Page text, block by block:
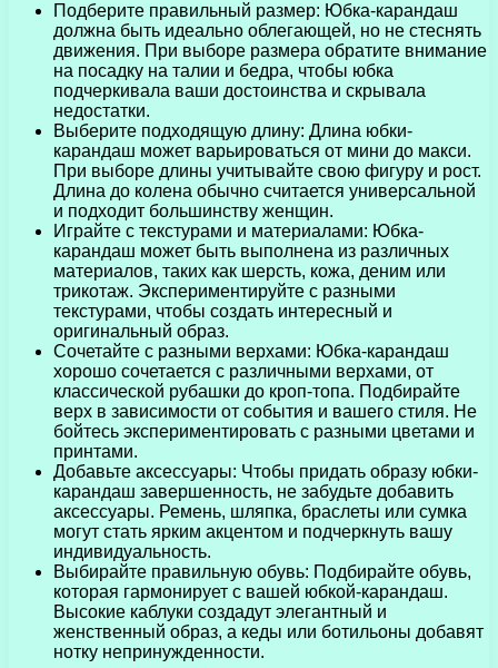
Подберите правильный размер: Юбка-карандаш
должна быть идеально облегающей, но не стеснять
движения. При выборе размера обратите внимание
на посадку на талии и бедра, чтобы юбка
подчеркивала ваши достоинства и скрывала
недостатки.
Выберите подходящую длину: Длина юбки-
карандаш может варьироваться от мини до макси.
При выборе длины учитывайте свою фигуру и рост.
Длина до колена обычно считается универсальной
и подходит большинству женщин.
Играйте с текстурами и материалами: Юбка-
карандаш может быть выполнена из различных
материалов, таких как шерсть, кожа, деним или
трикотаж. Экспериментируйте с разными
текстурами, чтобы создать интересный и
оригинальный образ.
Сочетайте с разными верхами: Юбка-карандаш
хорошо сочетается с различными верхами, от
классической рубашки до кроп-топа. Подбирайте
верх в зависимости от события и вашего стиля. Не
бойтесь экспериментировать с разными цветами и
принтами.
Добавьте аксессуары: Чтобы придать образу юбки-
карандаш завершенность, не забудьте добавить
аксессуары. Ремень, шляпка, браслеты или сумка
могут стать ярким акцентом и подчеркнуть вашу
индивидуальность.
Выбирайте правильную обувь: Подбирайте обувь,
которая гармонирует с вашей юбкой-карандаш.
Высокие каблуки создадут элегантный и
женственный образ, а кеды или ботильоны добавят
нотку непринужденности.